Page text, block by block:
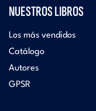
NUESTROS LIBROS
Los más vendidos
Catálogo
Autores
GPSR